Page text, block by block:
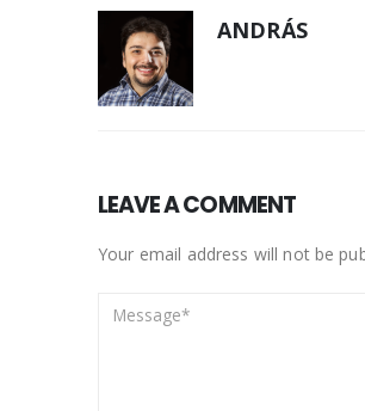
ANDRÁS
LEAVE A COMMENT
Your email address will not be